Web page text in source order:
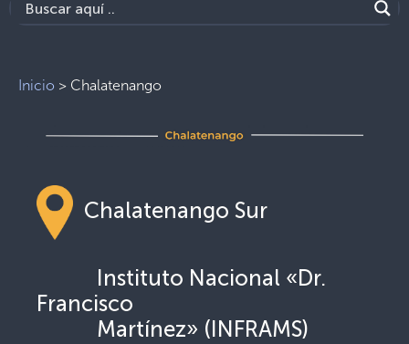
Inicio > Chalatenango
Chalatenango Sur
Instituto Nacional «Dr.
Francisco
Martínez» (INFRAMS)